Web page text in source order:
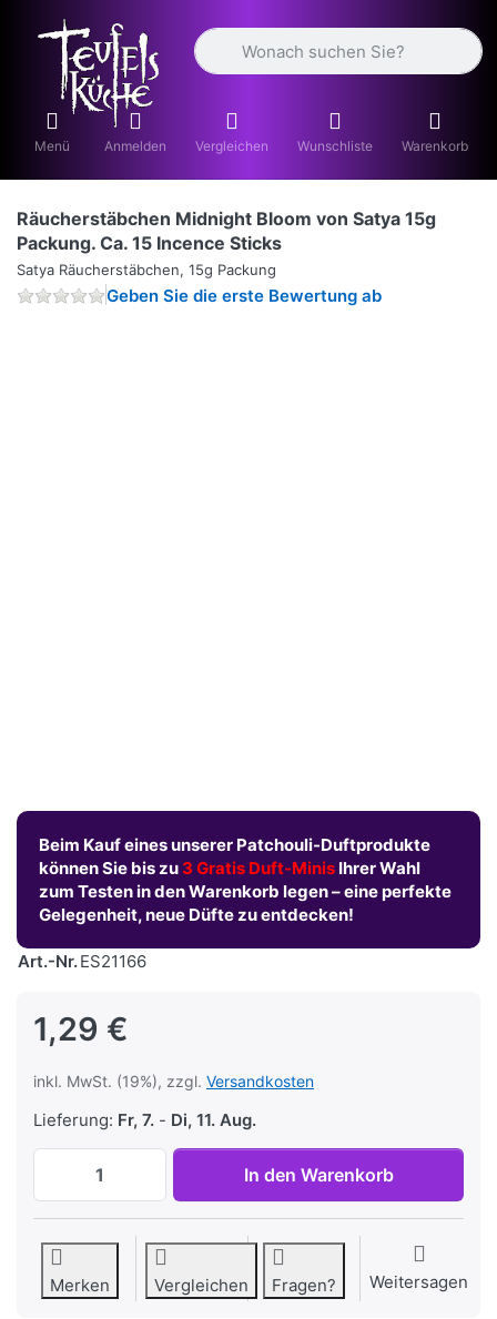
Geben Sie einen Suchbegriff ein.
Menü Anmelden Vergleichen Wunschliste Warenkorb
Räucherstäbchen Midnight Bloom von Satya 15g
Packung. Ca. 15 Incence Sticks
Satya Räucherstäbchen, 15g Packung
Geben Sie die erste Bewertung ab
Beim Kauf eines unserer Patchouli-Duftprodukte
können Sie bis zu 3 Gratis Duft-Minis Ihrer Wahl
zum Testen in den Warenkorb legen – eine perfekte
Gelegenheit, neue Düfte zu entdecken!
Art.-Nr.ES21166
1,29 €
inkl. MwSt. (19%), zzgl. Versandkosten
Lieferung: Fr, 7. - Di, 11. Aug.
Räucherstäbchen Midnight Bloom von
In den Warenkorb
Merken Vergleichen Fragen? Weitersagen